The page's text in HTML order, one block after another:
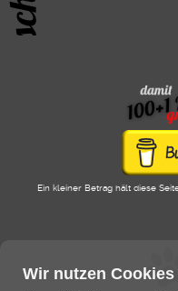
Wir nutzen Cookies
Ein kleiner Betrag hält diese